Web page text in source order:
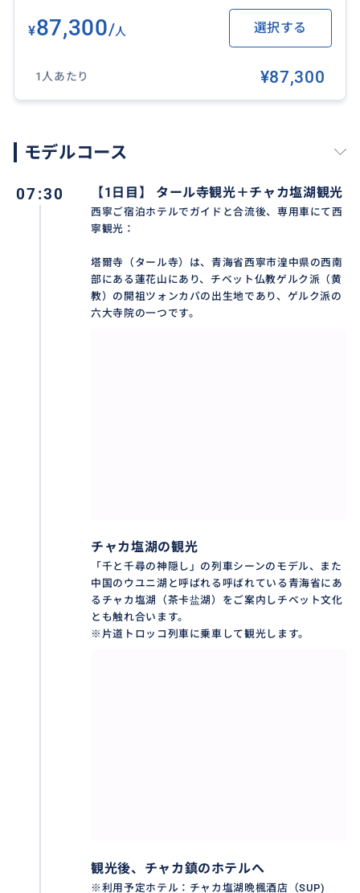
チベット仏教の聖地としてタール寺(塔爾寺）はチベッ
ット仏教最大の寺院であり、チベット名はクンブム。
西寧市から26キロ離れている青海省湟中県魯砂爾鎮西
るために建てられました。とくに、壁画「タンカ」、
られています。
青海チャカ塩湖は日本動画「千と千尋の神隠し」の列
車シーンのモデルと言われている、中国のウユニ湖と
呼ばれている塩湖、雲や周りの景色が湖面に映り込
み、美しく、そして神秘的で不思議な光景が鏡のよう
¥87,300/人 選択する
1人あたり ¥87,300
モデルコース
07:30 【1日目】 タール寺観光＋チャカ塩湖観光
西寧ご宿泊ホテルでガイドと合流後、専用車にて西
寧観光：
塔爾寺（タール寺）は、青海省西寧市湟中県の西南
部にある蓮花山にあり、チベット仏教ゲルク派（黄
教）の開祖ツォンカパの出生地であり、ゲルク派の
六大寺院の一つです。
チャカ塩湖の観光
「千と千尋の神隠し」の列車シーンのモデル、また
中国のウユニ湖と呼ばれる呼ばれている青海省にあ
るチャカ塩湖（茶卡盐湖）をご案内しチベット文化
とも触れ合います。
※片道トロッコ列車に乗車して観光します。
観光後、チャカ鎮のホテルへ
※利用予定ホテル：チャカ塩湖晩楓酒店（SUP)